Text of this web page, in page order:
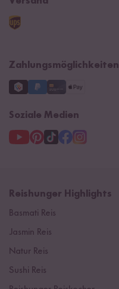
Kontaktformular
Reishunger Gutscheine
Datenschutzerklärung
Zahlungsmöglichkeiten
Soziale Medien
Reishunger Highlights
Basmati Reis
Jasmin Reis
Natur Reis
Sushi Reis